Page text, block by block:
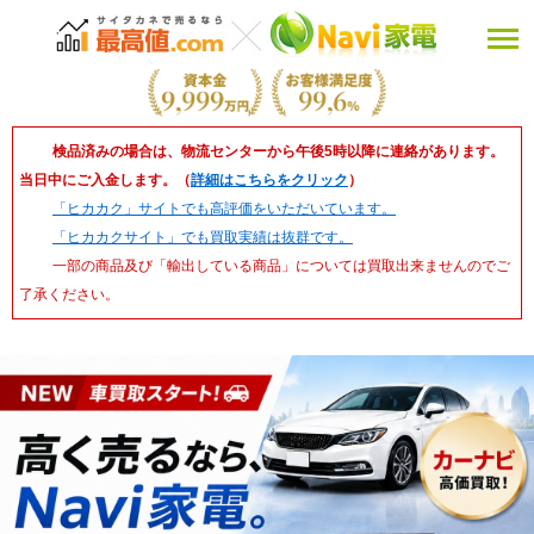
検品済みの場合は、物流センターから午後5時以降に連絡があります。
当日中にご入金します。（詳細はこちらをクリック ）
「ヒカカク」サイトでも高評価をいただいています。
「ヒカカクサイト」でも買取実績は抜群です。
一部の商品及び「輸出している商品」については買取出来ませんのでご
了承ください。